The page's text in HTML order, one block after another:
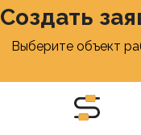
Создать
Выберите объект